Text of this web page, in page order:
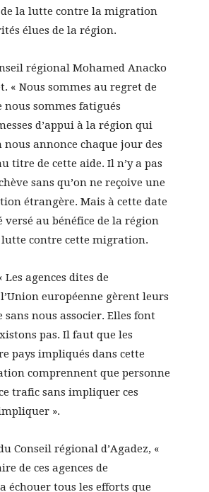
la lutte contre la migration
élues de la région.
régional Mohamed Anacko
« Nous sommes au regret de
nous sommes fatigués
d’appui à la région qui
annonce chaque jour des
titre de cette aide. Il n’y a pas
sans qu’on ne reçoive une
étrangère. Mais à cette date
versé au bénéfice de la région
lutte contre cette migration.
agences dites de
européenne gèrent leurs
nous associer. Elles font
pas. Il faut que les
pays impliqués dans cette
comprennent que personne
trafic sans impliquer ces
».
Conseil régional d’Agadez, «
de ces agences de
échouer tous les efforts que